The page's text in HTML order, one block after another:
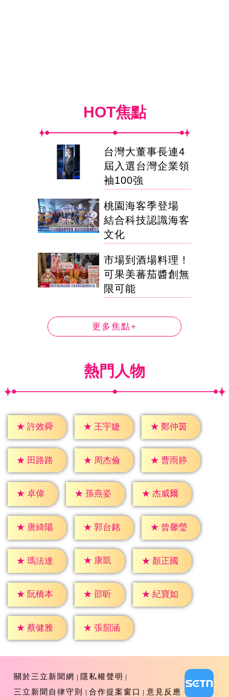
HOT焦點
台灣大董事長連4
屆入選台灣企業領
袖100強
桃園海客季登場
結合科技認識海客
文化
市場到酒場料理！
可果美蕃茄醬創無
限可能
更多焦點+
熱門人物
★ 許效舜 ★ 王宇婕 ★ 鄭仲茵
★ 田路路 ★ 周杰倫 ★ 曹雨婷
★ 卓偉 ★ 孫燕姿 ★ 杰威爾
★ 唐綺陽 ★ 郭台銘 ★ 曾馨瑩
★ 瑪法達 ★ 康凱 ★ 顏正國
★ 阮橋本 ★ 邵昕 ★ 紀寶如
★ 蔡健雅 ★ 張韶涵
關於三立新聞網
隱私權聲明
三立新聞自律守則
合作提案窗口 意見反應